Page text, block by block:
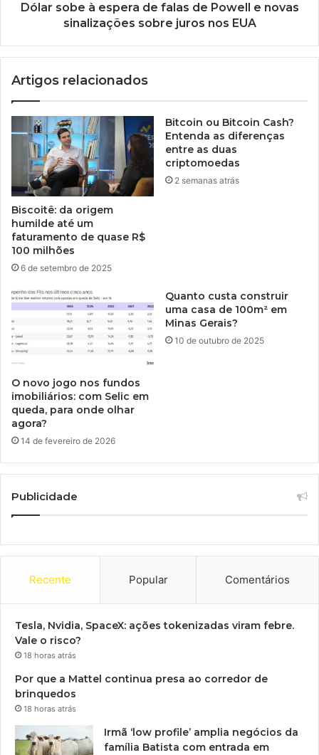
Dólar sobe à espera de falas de Powell e novas
sinalizações sobre juros nos EUA
Artigos relacionados
Biscoitê: da origem
humilde até um
faturamento de quase R$
100 milhões
6 de setembro de 2025
Bitcoin ou Bitcoin Cash?
Entenda as diferenças
entre as duas
criptomoedas
2 semanas atrás
O novo jogo nos fundos
imobiliários: com Selic em
queda, para onde olhar
agora?
14 de fevereiro de 2026
Quanto custa construir
uma casa de 100m² em
Minas Gerais?
10 de outubro de 2025
Publicidade
Recente Popular Comentários
Tesla, Nvidia, SpaceX: ações tokenizadas viram febre.
Vale o risco?
18 horas atrás
Por que a Mattel continua presa ao corredor de
brinquedos
18 horas atrás
Irmã ‘low profile’ amplia negócios da
família Batista com entrada em